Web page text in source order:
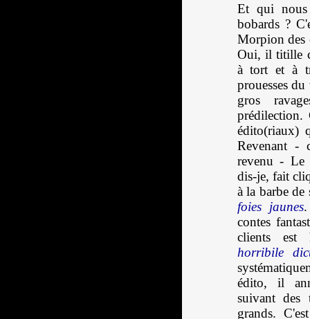
Et qui nous
bobards ?
Morpion des
Oui, il titille
à tort et à
prouesses
gros
prédilection.
édito(riaux)
Revenant -
revenu - Le
dis-je, fait
à la barbe de
foies jaunes
contes
clients est
horribile
édito, il
suivant des
grands.